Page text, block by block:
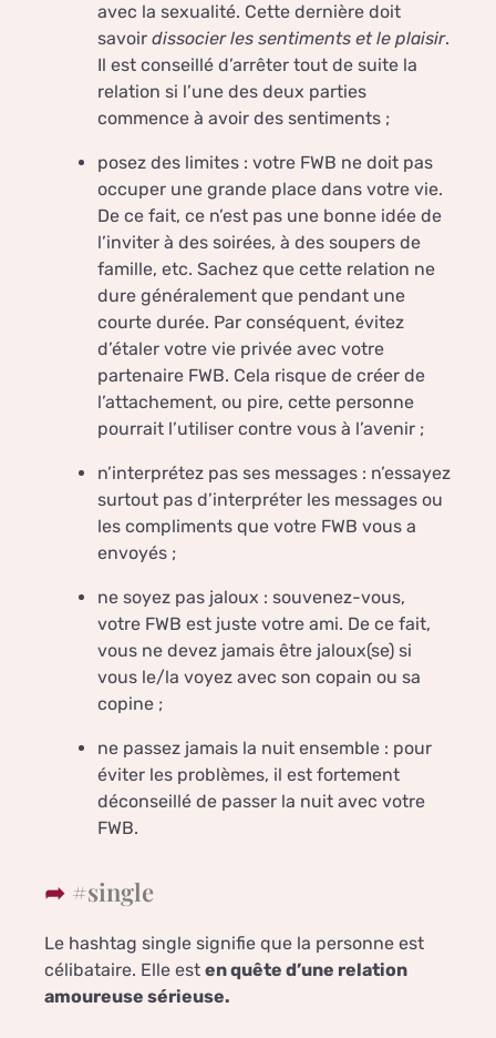
avec la sexualité. Cette dernière doit
savoir dissocier les sentiments et le plaisir.
Il est conseillé d’arrêter tout de suite la
relation si l’une des deux parties
commence à avoir des sentiments ;
posez des limites : votre FWB ne doit pas
occuper une grande place dans votre vie.
De ce fait, ce n’est pas une bonne idée de
l’inviter à des soirées, à des soupers de
famille, etc. Sachez que cette relation ne
dure généralement que pendant une
courte durée. Par conséquent, évitez
d’étaler votre vie privée avec votre
partenaire FWB. Cela risque de créer de
l’attachement, ou pire, cette personne
pourrait l’utiliser contre vous à l’avenir ;
n’interprétez pas ses messages : n’essayez
surtout pas d’interpréter les messages ou
les compliments que votre FWB vous a
envoyés ;
ne soyez pas jaloux : souvenez-vous,
votre FWB est juste votre ami. De ce fait,
vous ne devez jamais être jaloux(se) si
vous le/la voyez avec son copain ou sa
copine ;
ne passez jamais la nuit ensemble : pour
éviter les problèmes, il est fortement
déconseillé de passer la nuit avec votre
FWB.
#single
Le hashtag single signifie que la personne est
célibataire. Elle est en quête d’une relation
amoureuse sérieuse.